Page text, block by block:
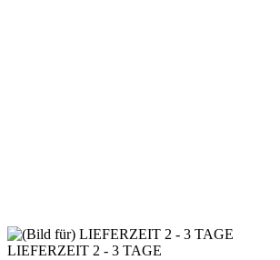
LIEFERZEIT 2 - 3 TAGE